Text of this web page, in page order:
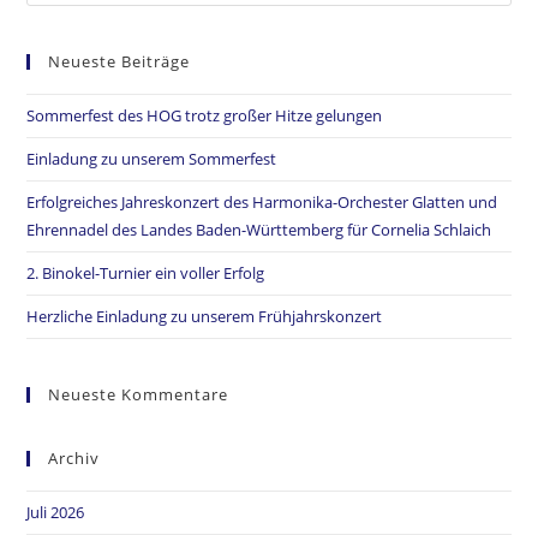
Neueste Beiträge
Sommerfest des HOG trotz großer Hitze gelungen
Einladung zu unserem Sommerfest
Erfolgreiches Jahreskonzert des Harmonika-Orchester Glatten und
Ehrennadel des Landes Baden-Württemberg für Cornelia Schlaich
2. Binokel-Turnier ein voller Erfolg
Herzliche Einladung zu unserem Frühjahrskonzert
Neueste Kommentare
Archiv
Juli 2026